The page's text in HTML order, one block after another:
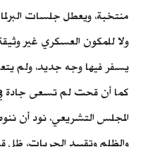
منتخبة، ويعطل جلسات
ولا للمكون العسكري غير
يسفر فيها وجه جديد، ولم
كما أن قحت لم تسعى جادة
المجلس التشريعي، نود أن
والظلم وتقييد الحريات، ظل